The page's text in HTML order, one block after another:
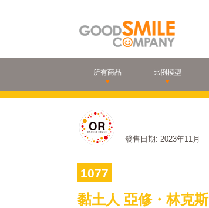
所有商品 比例模型
發售日期: 2023年11月
1077
黏土人 亞修・林克斯